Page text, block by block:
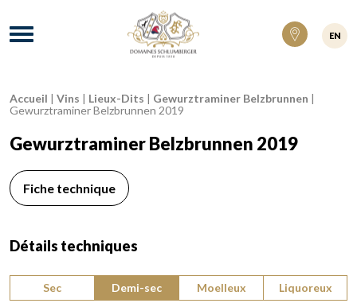
Domaines Schlumberger Vignerons 100%
Menu
EN
Fil d'Ariane :
Accueil | Vins | Lieux-Dits | Gewurztraminer Belzbrunnen |
Gewurztraminer Belzbrunnen 2019
Gewurztraminer Belzbrunnen 2019
Fiche technique
Détails techniques
Sec
Demi-sec Moelleux Liquoreux